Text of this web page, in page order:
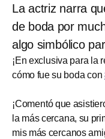
La actriz narra
de boda por
algo simbólico
¡En exclusiva para la
cómo fue su boda con
¡Comentó que
la más cercana, su
mis más cercanos